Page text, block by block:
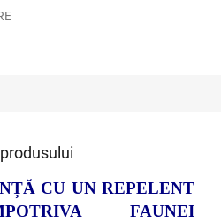
CU UN REPELENT
FAUNEI